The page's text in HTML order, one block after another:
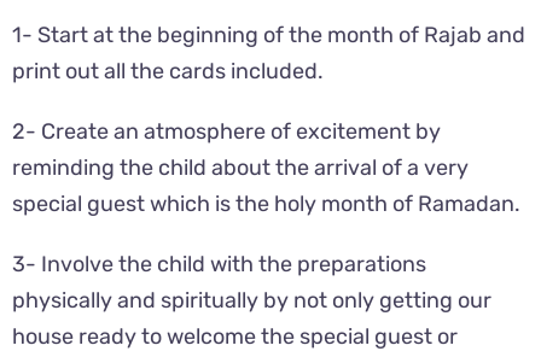
1- Start at the beginning of the month of Rajab and
print out all the cards included.
2- Create an atmosphere of excitement by
reminding the child about the arrival of a very
special guest which is the holy month of Ramadan.
3- Involve the child with the preparations
physically and spiritually by not only getting our
house ready to welcome the special guest or